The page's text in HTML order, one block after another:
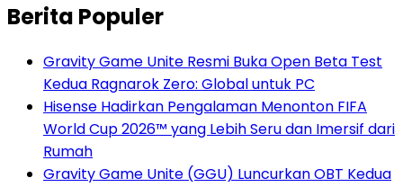
Berita Populer
Gravity Game Unite Resmi Buka Open Beta Test
Kedua Ragnarok Zero: Global untuk PC
Hisense Hadirkan Pengalaman Menonton FIFA
World Cup 2026™ yang Lebih Seru dan Imersif dari
Rumah
Gravity Game Unite (GGU) Luncurkan OBT Kedua